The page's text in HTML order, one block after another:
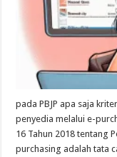
pada PBJP apa saja
penyedia melalui e-
16 Tahun 2018 tentang
purchasing adalah tata